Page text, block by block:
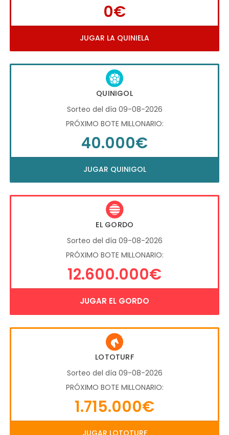
0€
JUGAR LA QUINIELA
QUINIGOL
Sorteo del día 09-08-2026
PRÓXIMO BOTE MILLONARIO:
40.000€
JUGAR QUINIGOL
EL GORDO
Sorteo del día 09-08-2026
PRÓXIMO BOTE MILLONARIO:
12.600.000€
JUGAR EL GORDO
LOTOTURF
Sorteo del día 09-08-2026
PRÓXIMO BOTE MILLONARIO:
1.715.000€
JUGAR LOTOTURF